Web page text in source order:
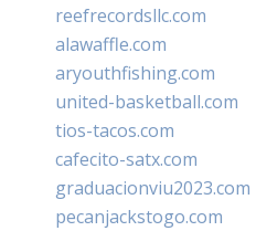
reefrecordsllc.com
alawaffle.com
aryouthfishing.com
united-basketball.com
tios-tacos.com
cafecito-satx.com
graduacionviu2023.com
pecanjackstogo.com